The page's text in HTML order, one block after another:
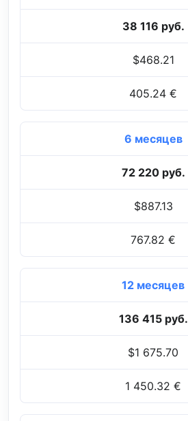
38 116 руб.
$468.21
405.24 €
6 месяцев
72 220 руб.
$887.13
767.82 €
12 месяцев
136 415 руб.
$1 675.70
1 450.32 €